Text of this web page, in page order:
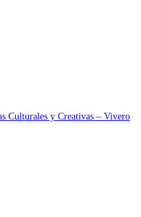
Culturales y Creativas – Vivero